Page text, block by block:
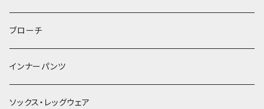
ヘアゴム
簪
ブローチ
インナーパンツ
ソックス・レッグウェア